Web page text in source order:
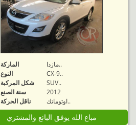
الماركة
مازدا..
النوع
CX-9..
شكل المركبة
SUV..
سنة الصنع
2012
ناقل الحركة
اوتوماتك..
مباع الله يوفق البائع والمشتري